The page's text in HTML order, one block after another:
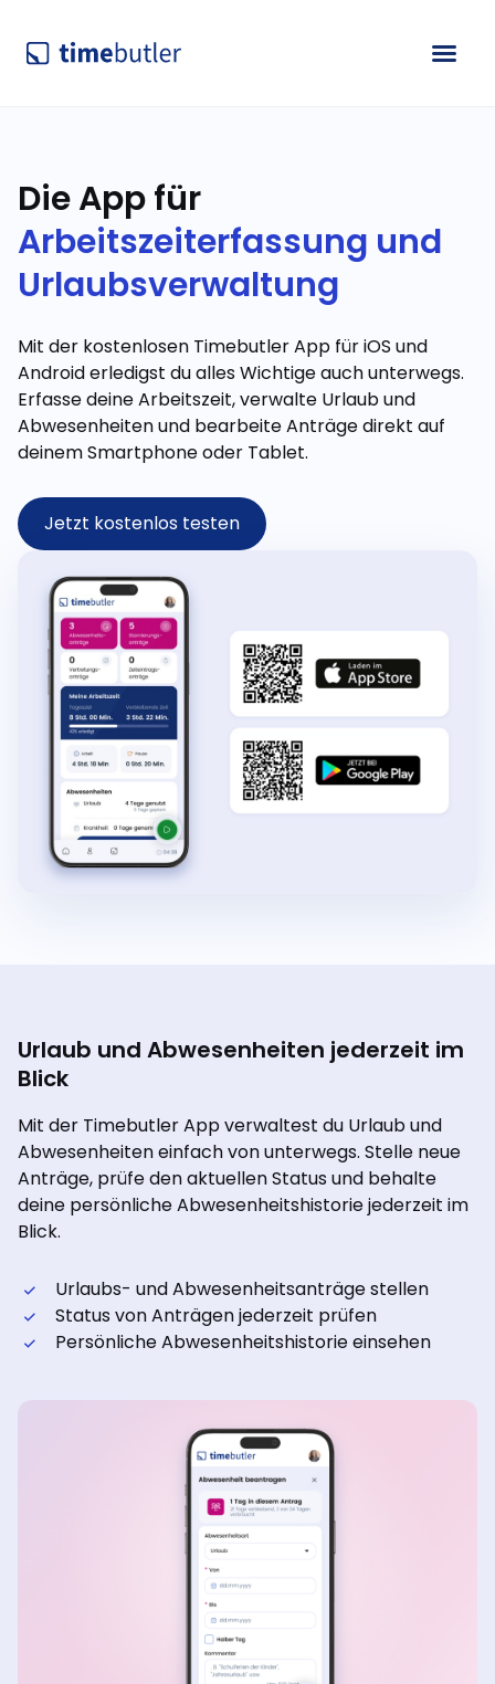
Die App für
Arbeitszeiterfassung und
Urlaubsverwaltung
Mit der kostenlosen Timebutler App für iOS und
Android erledigst du alles Wichtige auch unterwegs.
Erfasse deine Arbeitszeit, verwalte Urlaub und
Abwesenheiten und bearbeite Anträge direkt auf
deinem Smartphone oder Tablet.
Jetzt kostenlos testen
Urlaub und Abwesenheiten jederzeit im
Blick
Mit der Timebutler App verwaltest du Urlaub und
Abwesenheiten einfach von unterwegs. Stelle neue
Anträge, prüfe den aktuellen Status und behalte
deine persönliche Abwesenheitshistorie jederzeit im
Blick.
Urlaubs- und Abwesenheitsanträge stellen
Status von Anträgen jederzeit prüfen
Persönliche Abwesenheitshistorie einsehen